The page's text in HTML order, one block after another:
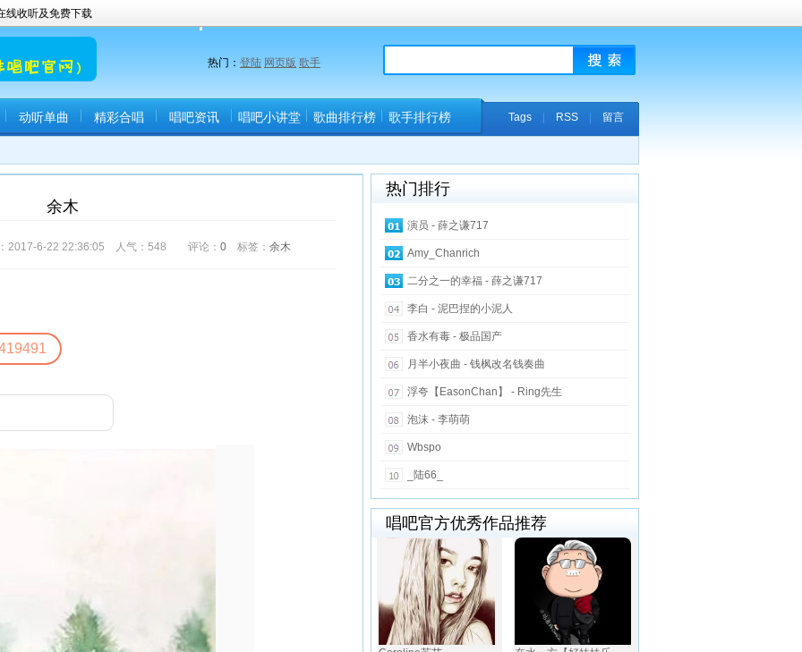
线收听及免费下载
热门： 登陆 网页版 歌手
动听单曲 精彩合唱 唱吧资讯 唱吧小讲堂 歌曲排行榜 歌手排行榜 Tags| RSS| 留言
余木
6-22 22:36:05 人气： 548 评论： 0标签： 余木
热门排行
演员 - 薛之谦717
Amy_Chanrich
二分之一的幸福 - 薛之谦717
李白 - 泥巴捏的小泥人
香水有毒 - 极品国产
月半小夜曲 - 钱枫改名钱奏曲
浮夸【EasonChan】 - Ring先生
泡沫 - 李萌萌
Wbspo
_陆66_
唱吧官方优秀作品推荐